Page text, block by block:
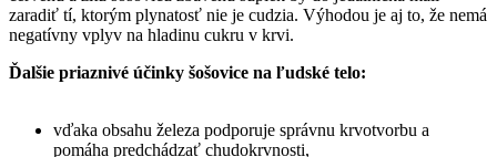
zaradiť tí, ktorým plynatosť nie je cudzia. Výhodou je aj to, že nemá
negatívny vplyv na hladinu cukru v krvi.
Ďalšie priaznivé účinky šošovice na ľudské telo:
vďaka obsahu železa podporuje správnu krvotvorbu a
pomáha predchádzať chudokrvnosti,